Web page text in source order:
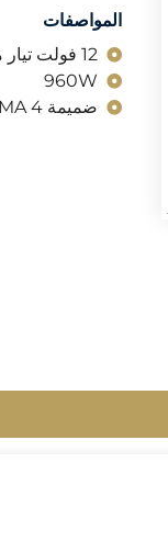
المواصفات
12 فولت تيار مستمر أو 24 فولت تيار مستمر
960W
ضميمة NEMA 4